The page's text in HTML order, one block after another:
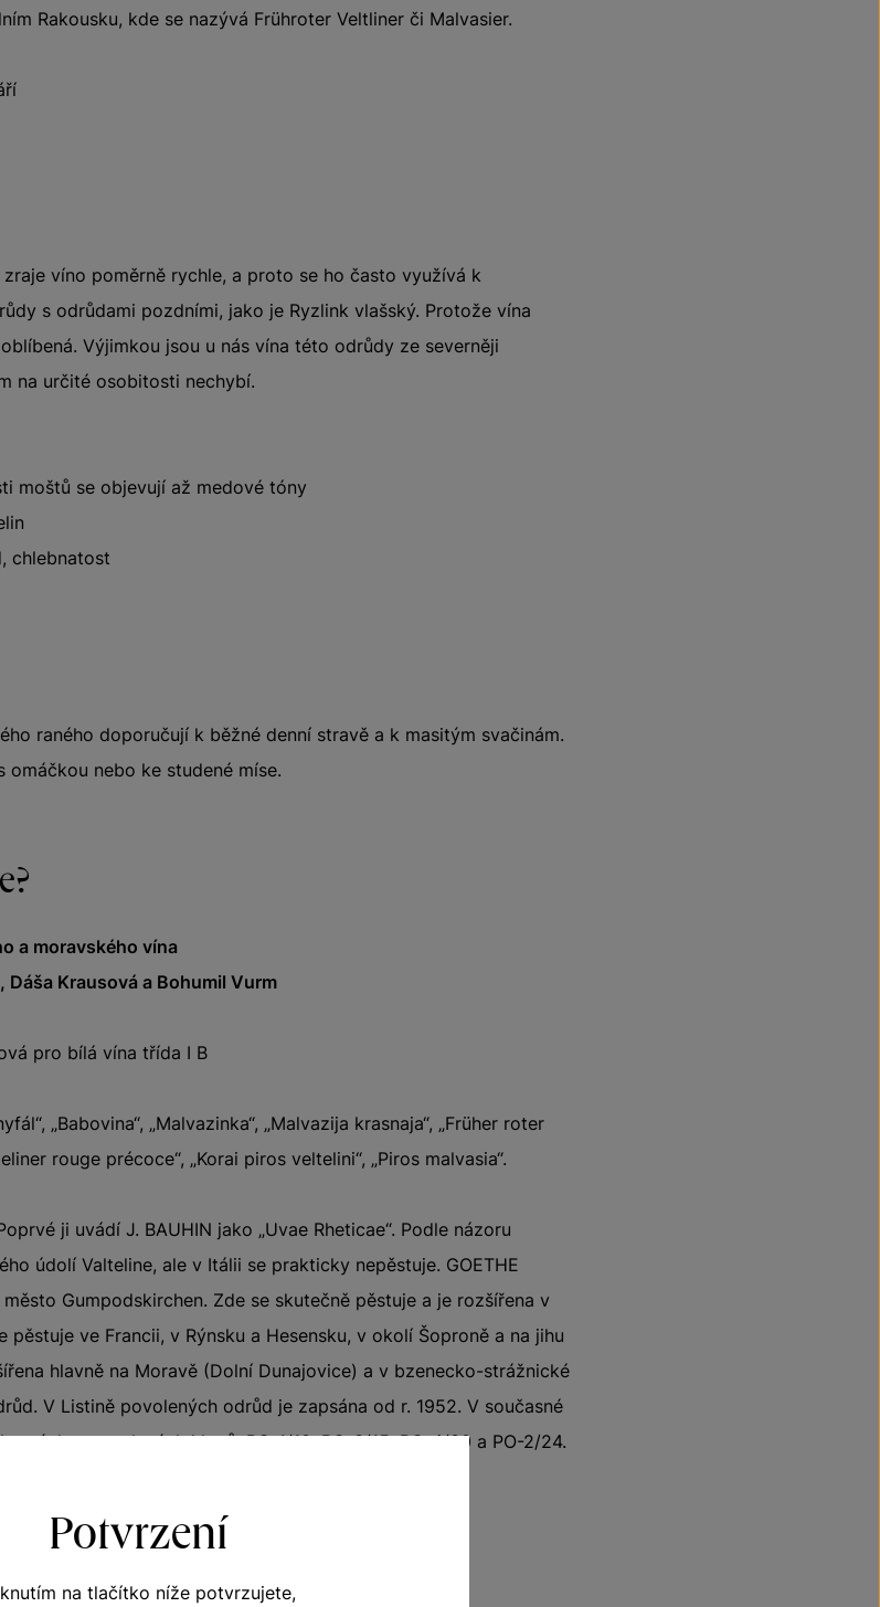
Rakousku, kde se nazývá Frühroter Veltliner či Malvasier.
víno poměrně rychle, a proto se ho často využívá k
s odrůdami pozdními, jako je Ryzlink vlašský. Protože vína
Výjimkou jsou u nás vína této odrůdy ze severněji
na určité osobitosti nechybí.
moštů se objevují až medové tóny
chlebnatost
raného doporučují k běžné denní stravě a k masitým svačinám.
omáčkou nebo ke studené míse.
a moravského vína
Dáša Krausová a Bohumil Vurm
pro bílá vína třída I B
„Babovina“, „Malvazinka“, „Malvazija krasnaja“, „Früher roter
rouge précoce“, „Korai piros veltelini“, „Piros malvasia“.
ji uvádí J. BAUHIN jako „Uvae Rheticae“. Podle názoru
údolí Valteline, ale v Itálii se prakticky nepěstuje. GOETHE
Gumpodskirchen. Zde se skutečně pěstuje a je rozšířena v
pěstuje ve Francii, v Rýnsku a Hesensku, v okolí Šoproně a na jihu
hlavně na Moravě (Dolní Dunajovice) a v bzenecko-strážnické
V Listině povolených odrůd je zapsána od r. 1952. V současné
a povolených klonů: PO-1/10, PO-3/15, PO-4/30 a PO-2/24.
Potvrzení
na tlačítko níže potvrzujete,